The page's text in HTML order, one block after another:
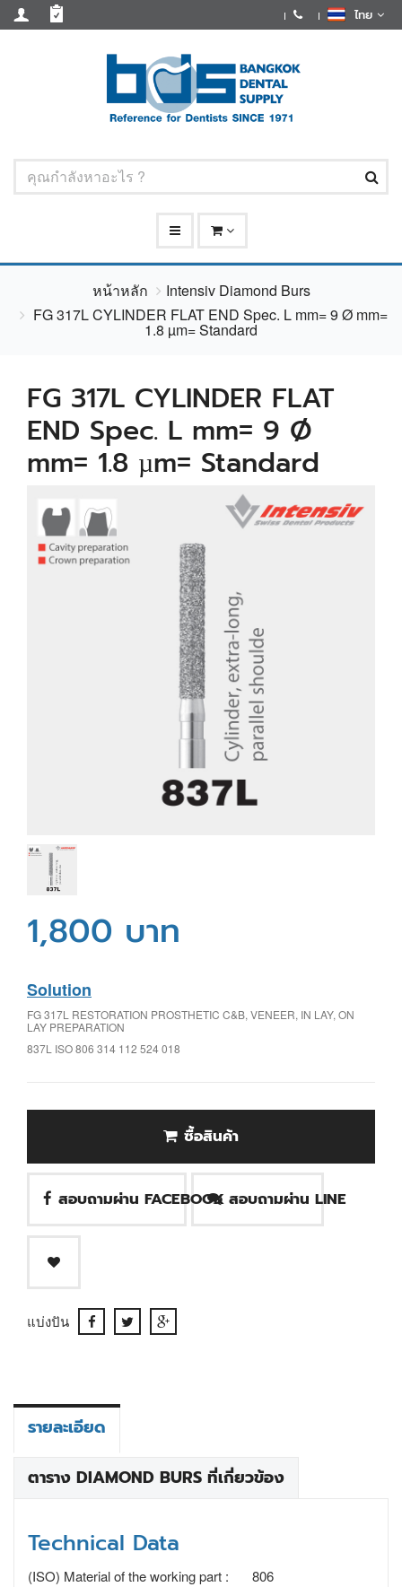
ไทย
หน้าหลัก
Intensiv Diamond Burs
FG 317L CYLINDER FLAT END Spec. L mm= 9 Ø mm=
1.8 µm= Standard
FG 317L CYLINDER FLAT
END Spec. L mm= 9 Ø
mm= 1.8 µm= Standard
1,800 บาท
Solution
FG 317L RESTORATION PROSTHETIC C&B, VENEER, IN LAY, ON
LAY PREPARATION
837L ISO 806 314 112 524 018
ซื้อสินค้า
สอบถามผ่าน FACEBOOK สอบถามผ่าน LINE
แบ่งปัน
รายละเอียด
ตาราง DIAMOND BURS ที่เกี่ยวข้อง
Technical Data
(ISO) Material of the working part : 806